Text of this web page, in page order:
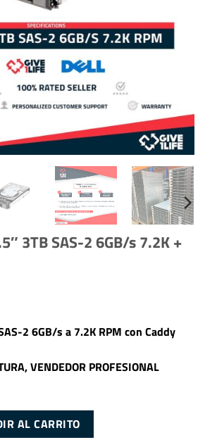
3TB SAS-2 6GB/s 7.2K +
2 6GB/s a 7.2K RPM con Caddy
VENDEDOR PROFESIONAL
2 6GB/s 7.2K + CADDY F238F cantidad
AL CARRITO